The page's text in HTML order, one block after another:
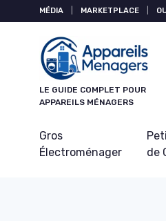
MÉDIA MARKETPLACE
LE GUIDE COMPLET POUR
APPAREILS MÉNAGERS
Gros
Électroménager
de
Panneau de gestion des cookies